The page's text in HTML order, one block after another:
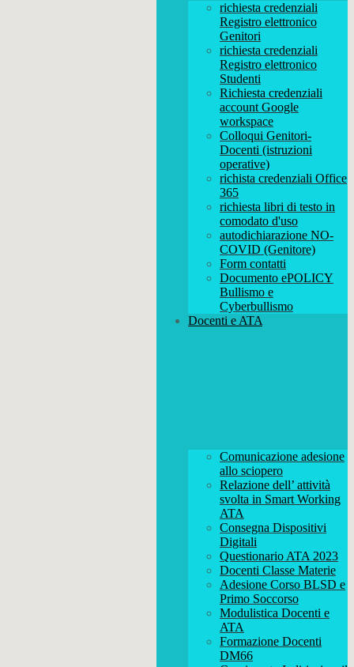
richiesta credenziali
Registro elettronico
Genitori
richiesta credenziali
Registro elettronico
Studenti
Richiesta credenziali
account Google
workspace
Colloqui Genitori-
Docenti (istruzioni
operative)
richista credenziali Office
365
richiesta libri di testo in
comodato d'uso
autodichiarazione NO-
COVID (Genitore)
Form contatti
Documento ePOLICY
Bullismo e
Cyberbullismo
Docenti e ATA
Comunicazione adesione
allo sciopero
Relazione dell’ attività
svolta in Smart Working
ATA
Consegna Dispositivi
Digitali
Questionario ATA 2023
Docenti Classe Materie
Adesione Corso BLSD e
Primo Soccorso
Modulistica Docenti e
ATA
Formazione Docenti
DM66